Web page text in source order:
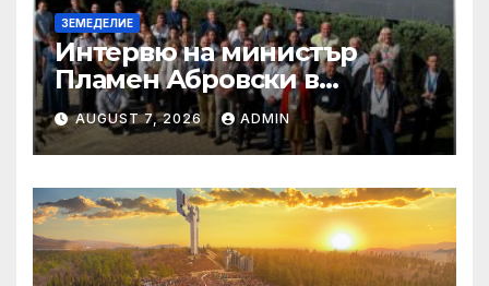
ЗЕМЕДЕЛИЕ
Интервю на министър
Пламен Абровски в
предаването „Денят на
живо”, NOVA NEWS
AUGUST 7, 2026 ADMIN